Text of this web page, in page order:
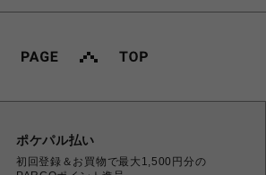
ポケパル払い
初回登録＆お買物で最大1,500円分の